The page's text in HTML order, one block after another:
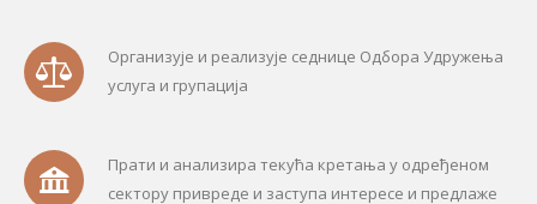
Организује и реализује седнице Одбора Удружења
услуга и групација
Прати и анализира текућа кретања у одређеном
сектору привреде и заступа интересе и предлаже